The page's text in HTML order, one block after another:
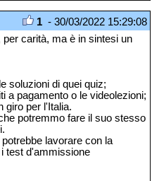
1 - 30/03/2022 15:29:08
carità, ma è in sintesi un
soluzioni di quei quiz;
a pagamento o le videolezioni;
giro per l'Italia.
potremmo fare il suo stesso
lavorare con la
test d'ammissione